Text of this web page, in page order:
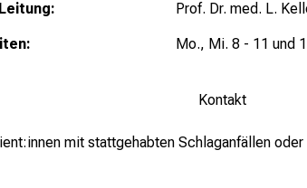
Prof. Dr. med. L.
Mo., Mi. 8 - 11 und
Kontakt
mit stattgehabten Schlaganfällen